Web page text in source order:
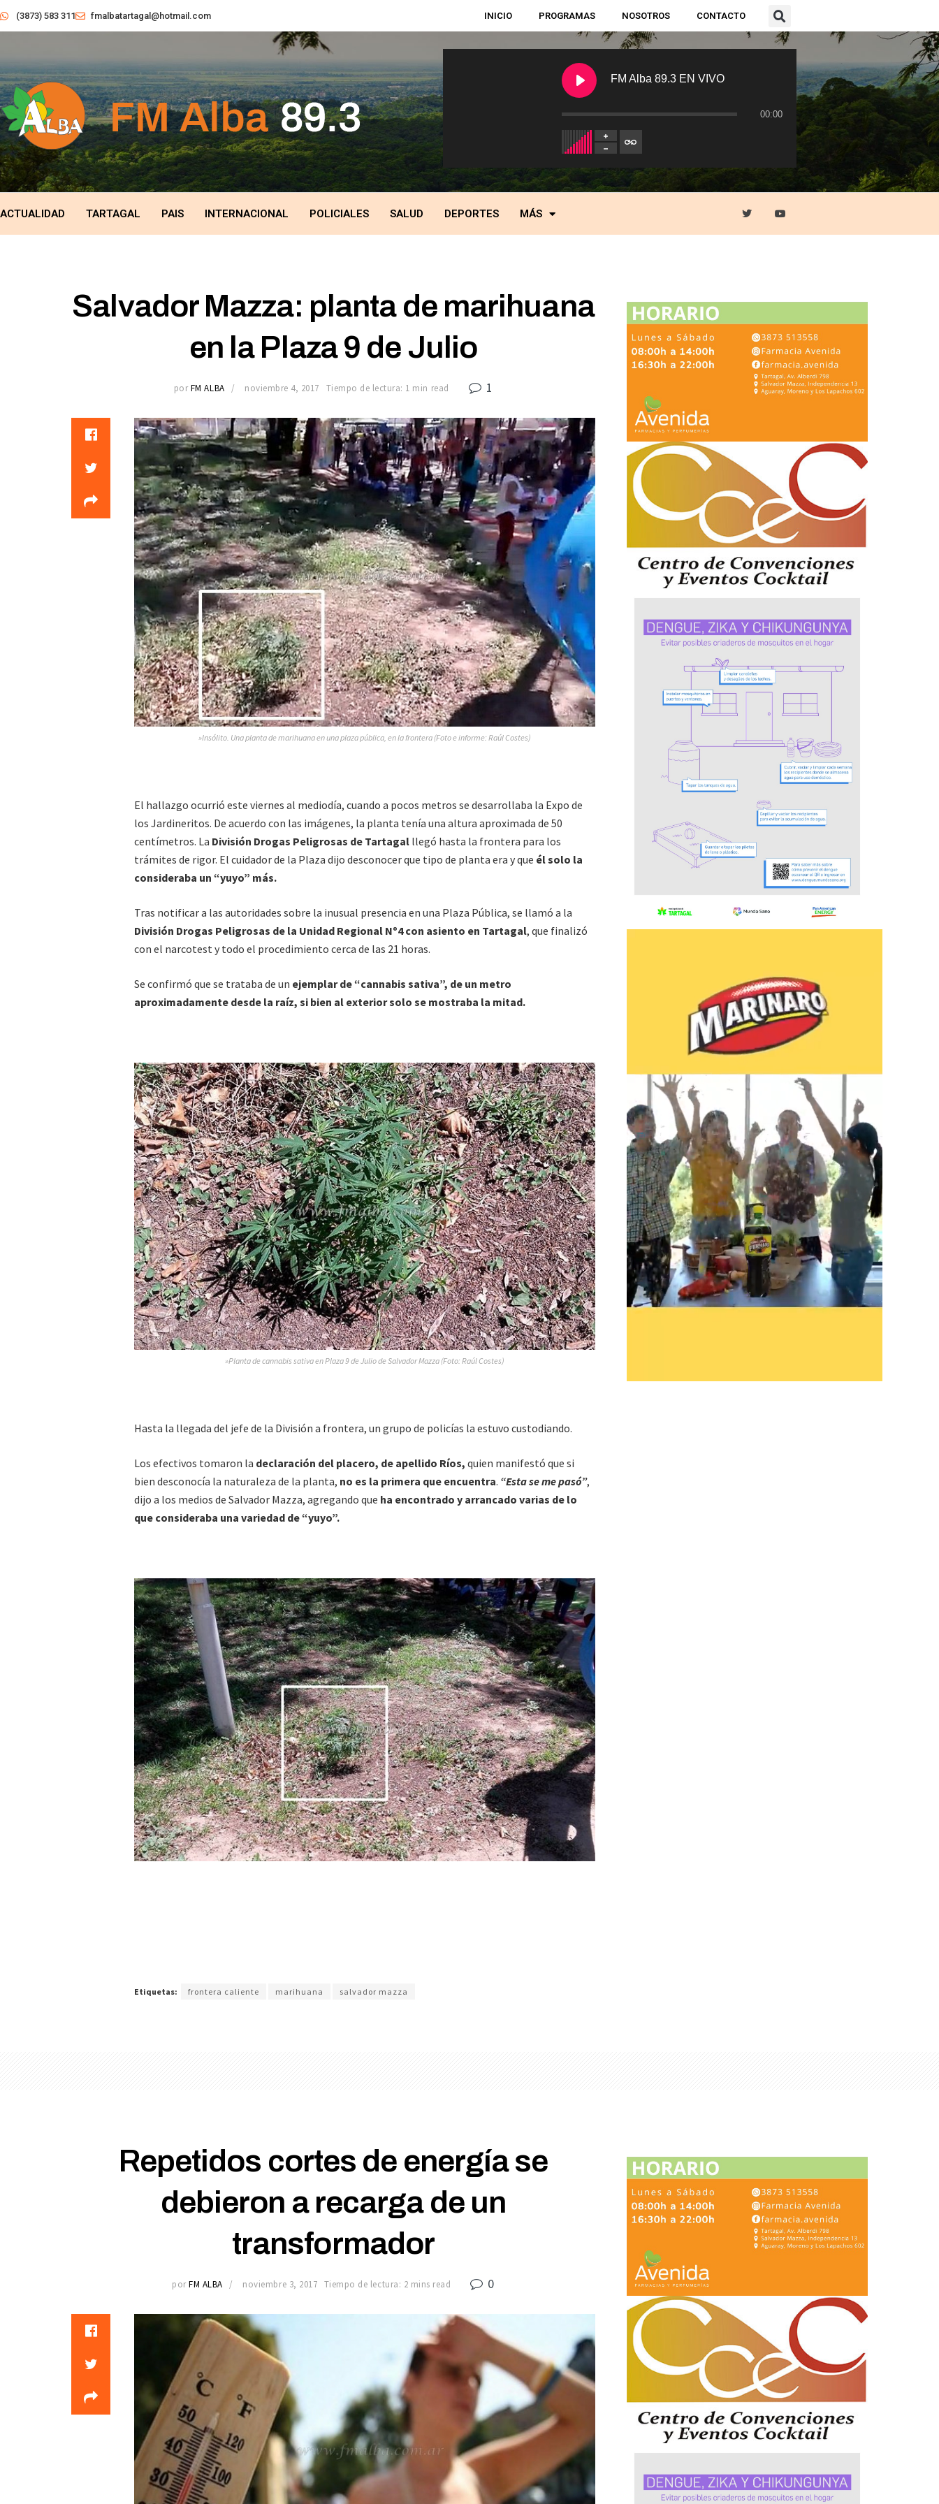
(3873) 583 311 fmalbatartagal@hotmail.com INICIO PROGRAMAS NOSOTROS CONTACTO
FM Alba 89.3 EN VIVO
00:00
ACTUALIDAD TARTAGAL PAIS INTERNACIONAL POLICIALES SALUD DEPORTES MÁS
Salvador Mazza: planta de marihuana
en la Plaza 9 de Julio
por FM ALBA noviembre 4, 2017 Tiempo de lectura: 1 min read 1
»Insólito. Una planta de marihuana en una plaza pública, en la frontera (Foto e informe: Raúl Costes)
El hallazgo ocurrió este viernes al mediodía, cuando a pocos metros se desarrollaba la Expo de
los Jardineritos. De acuerdo con las imágenes, la planta tenía una altura aproximada de 50
centímetros. La División Drogas Peligrosas de Tartagal llegó hasta la frontera para los
trámites de rigor. El cuidador de la Plaza dijo desconocer que tipo de planta era y que él solo la
consideraba un “yuyo” más.
Tras notificar a las autoridades sobre la inusual presencia en una Plaza Pública, se llamó a la
División Drogas Peligrosas de la Unidad Regional Nº4 con asiento en Tartagal, que finalizó
con el narcotest y todo el procedimiento cerca de las 21 horas.
Se confirmó que se trataba de un ejemplar de “cannabis sativa”, de un metro
aproximadamente desde la raíz, si bien al exterior solo se mostraba la mitad.
»Planta de cannabis sativa en Plaza 9 de Julio de Salvador Mazza (Foto: Raúl Costes)
Hasta la llegada del jefe de la División a frontera, un grupo de policías la estuvo custodiando.
Los efectivos tomaron la declaración del placero, de apellido Ríos, quien manifestó que si
bien desconocía la naturaleza de la planta, no es la primera que encuentra. “Esta se me pasó”,
dijo a los medios de Salvador Mazza, agregando que ha encontrado y arrancado varias de lo
que consideraba una variedad de “yuyo”.
Etiquetas: frontera caliente marihuana salvador mazza
Repetidos cortes de energía se
debieron a recarga de un
transformador
por FM ALBA noviembre 3, 2017 Tiempo de lectura: 2 mins read 0